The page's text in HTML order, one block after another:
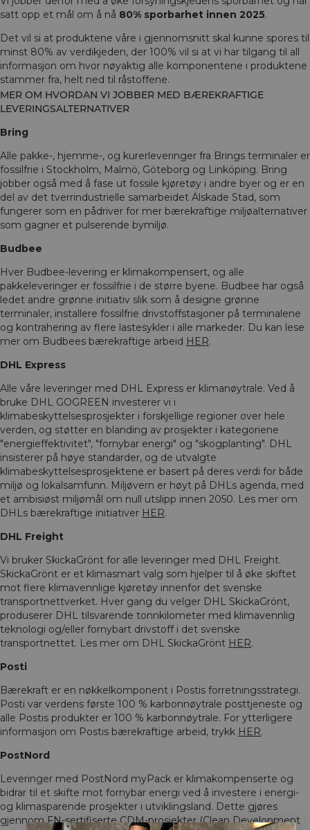
satt opp et mål om å nå 80% sporbarhet innen 2025.
Det vil si at produktene våre i gjennomsnitt skal kunne spores til
minst 80% av verdikjeden, der 100% vil si at vi har tilgang til all
informasjon om hvor nøyaktig alle komponentene i produktene
stammer fra, helt ned til råstoffene.
MER OM HVORDAN VI JOBBER MED BÆREKRAFTIGE
LEVERINGSALTERNATIVER
Bring
Alle pakke-, hjemme-, og kurerleveringer fra Brings terminaler er
fossilfrie i Stockholm, Malmö, Göteborg og Linköping. Bring
jobber også med å fase ut fossile kjøretøy i andre byer og er en
del av det tverrindustrielle samarbeidet Älskade Stad, som
fungerer som en pådriver for mer bærekraftige miljøalternativer
som gagner et pulserende bymiljø.
Budbee
Hver Budbee-levering er klimakompensert, og alle
pakkeleveringer er fossilfrie i de større byene. Budbee har også
ledet andre grønne initiativ slik som å designe grønne
terminaler, installere fossilfrie drivstoffstasjoner på terminalene
og kontrahering av flere lastesykler i alle markeder. Du kan lese
mer om Budbees bærekraftige arbeid HER.
DHL Express
Alle våre leveringer med DHL Express er klimanøytrale. Ved å
bruke DHL GOGREEN investerer vi i
klimabeskyttelsesprosjekter i forskjellige regioner over hele
verden, og støtter en blanding av prosjekter i kategoriene
"energieffektivitet", "fornybar energi" og "skogplanting". DHL
insisterer på høye standarder, og de utvalgte
klimabeskyttelsesprosjektene er basert på deres verdi for både
miljø og lokalsamfunn. Miljøvern er høyt på DHLs agenda, med
et ambisiøst miljømål om null utslipp innen 2050. Les mer om
DHLs bærekraftige initiativer HER.
DHL Freight
Vi bruker SkickaGrönt for alle leveringer med DHL Freight.
SkickaGrönt er et klimasmart valg som hjelper til å øke skiftet
mot flere klimavennlige kjøretøy innenfor det svenske
transportnettverket. Hver gang du velger DHL SkickaGrönt,
produserer DHL tilsvarende tonnkilometer med klimavennlig
teknologi og/eller fornybart drivstoff i det svenske
transportnettet. Les mer om DHL SkickaGrönt HER.
Posti
Bærekraft er en nøkkelkomponent i Postis forretningsstrategi.
Posti var verdens første 100 % karbonnøytrale posttjeneste og
alle Postis produkter er 100 % karbonnøytrale. For ytterligere
informasjon om Postis bærekraftige arbeid, trykk HER.
PostNord
Leveringer med PostNord myPack er klimakompenserte og
bidrar til et skifte mot fornybar energi ved å investere i energi-
og klimasparende prosjekter i utviklingsland. Dette gjøres
gjennom FN-sertifiserte CDM-prosjekter (Clean Development